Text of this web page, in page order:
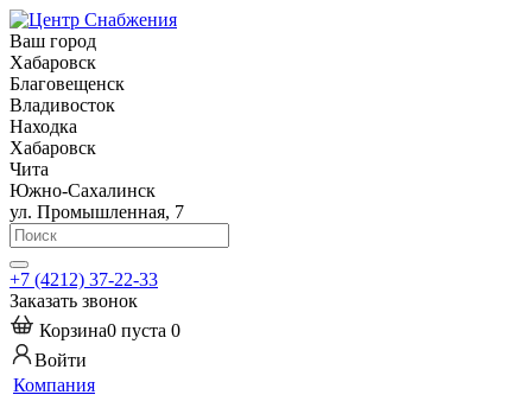
Ваш город
Хабаровск
Благовещенск
Владивосток
Находка
Хабаровск
Чита
Южно-Сахалинск
ул. Промышленная, 7
+7 (4212) 37-22-33
Заказать звонок
Корзина0 пуста 0
Войти
Компания